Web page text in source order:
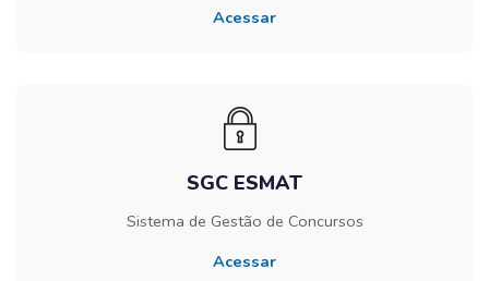
Acessar
SGC ESMAT
Sistema de Gestão de Concursos
Acessar